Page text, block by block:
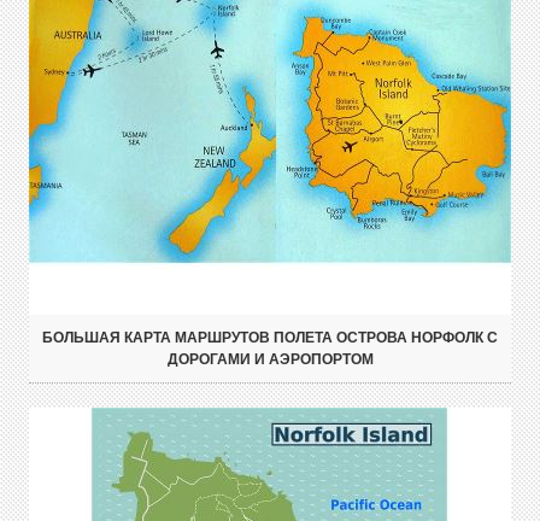
БОЛЬШАЯ КАРТА МАРШРУТОВ ПОЛЕТА ОСТРОВА НОРФОЛК С
ДОРОГАМИ И АЭРОПОРТОМ